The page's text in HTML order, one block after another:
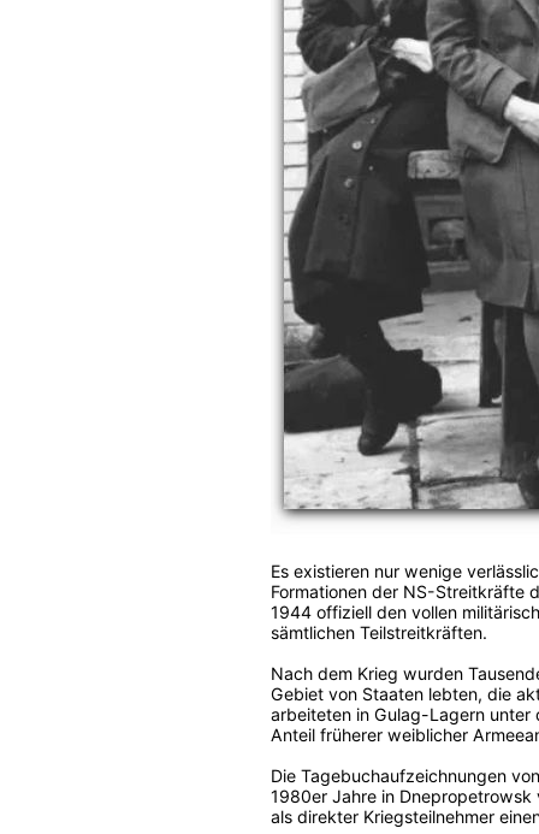
Es existieren nur wenige
Formationen der NS-Streitkräfte
1944 offiziell den vollen
sämtlichen Teilstreitkräften.
Nach dem Krieg wurden
Gebiet von Staaten lebten, die
arbeiteten in Gulag-Lagern unter
Anteil früherer weiblicher
Die Tagebuchaufzeichnungen
1980er Jahre in
als direkter Kriegsteilnehmer